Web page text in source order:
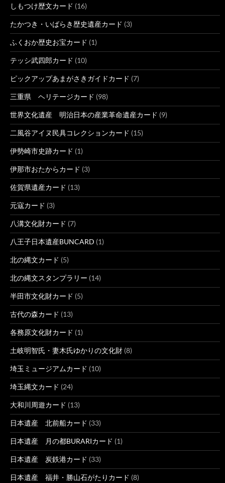
しもつけ歴文カード (16)
たかつき・いばらき歴史遺産カード (3)
ふくおか歴史お宝カード (1)
テッシ武四郎カード (10)
ピックアップあまがさきガイドカード (7)
三重県 ヘリテージカード (98)
世界文化遺産 明治日本の産業革命遺産カード (9)
二風谷アイヌ民具コレクションカード (15)
伊勢崎市史跡カード (1)
伊那市おたからカード (3)
佐賀県遺産カード (13)
元寇カード (3)
八溝文化財カード (7)
八王子日本遺産BUNCARD (1)
北の縄文カード (5)
北の縄文スタンプラリー (14)
半田市文化財カード (5)
古代の森カード (13)
各務原文化財カード (1)
土岐明智氏・妻木氏ゆかりの文化財 (8)
埼玉ミュージアムカード (10)
埼玉縄文カード (24)
大和川周遊カード (13)
日本遺産 北前船カード (33)
日本遺産 月の都BURARIカード (1)
日本遺産 炭鉄港カード (33)
日本遺産 福井・勝山石がたりカード (8)